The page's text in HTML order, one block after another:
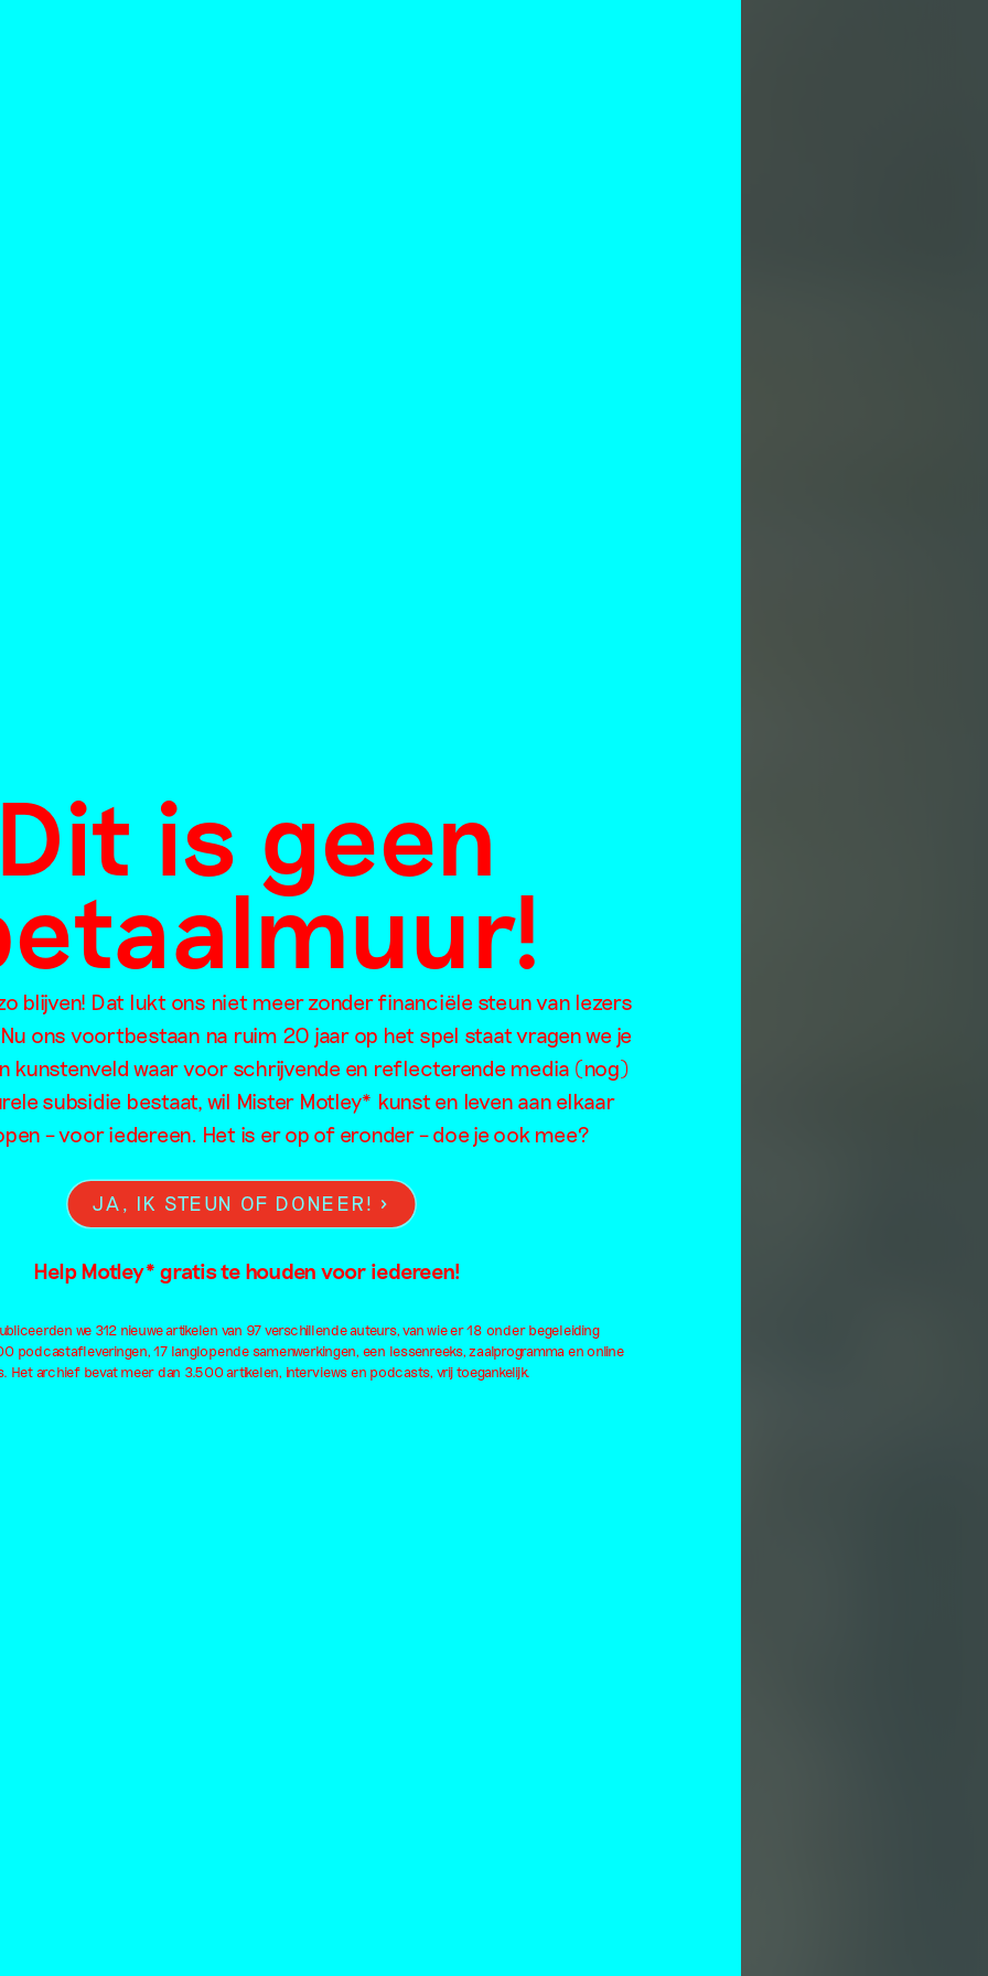
is geen
blijven! Dat lukt ons niet meer zonder financiële steun van lezers
ons voortbestaan na ruim 20 jaar op het spel staat vragen we je
kunstenveld waar voor schrijvende en reflecterende media (nog)
subsidie bestaat, wil Mister Motley* kunst en leven aan elkaar
– voor iedereen. Het is er op of eronder – doe je ook mee?
JA, IK STEUN OF DONEER!
Help Motley* gratis te houden voor iedereen!
we 312 nieuwe artikelen van 97 verschillende auteurs, van wie er 18 onder begeleiding
podcastafleveringen, 17 langlopende samenwerkingen, een lessenreeks, zaalprogramma en online
Het archief bevat meer dan 3.500 artikelen, interviews en podcasts, vrij toegankelijk.
museum dat
nooit werd
afgemaakt